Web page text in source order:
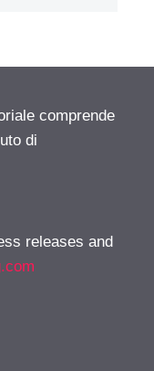
comprende
di
releases and